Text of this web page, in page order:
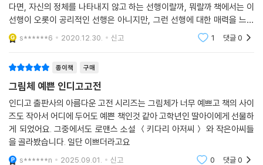
다면, 자신의 정체를 나타내지 않고 하는 선행이랄까, 뭐랄까 책에서는 이
선행이 오롯이 공리적인 선행은 아니지만, 그런 선행에 대한 매력을 느꼈
었습니다. 덕분에 책을 통해 배운점도 참 많았었다는 생각이 듭니다. 사
적,
s******6 2020.12.30. 신고 1 댓글0
종이책 구매
그림체 예쁜 인디고고전
인디고 출판사의 아름다운 고전 시리즈는 그림체가 너무 예쁘고 책의 사이
즈도 작아서 어디에 두어도 예쁜 책인것 같아 고학년인 딸아이에게 선물하
게 되었어요. 그중에서도 로맨스 소설 ＜키다리 아저씨＞ 와 작은아씨들
을 골라봤습니다. 일단 이쁘더라고요
s******n 2025.09.01. 신고 0 댓글0